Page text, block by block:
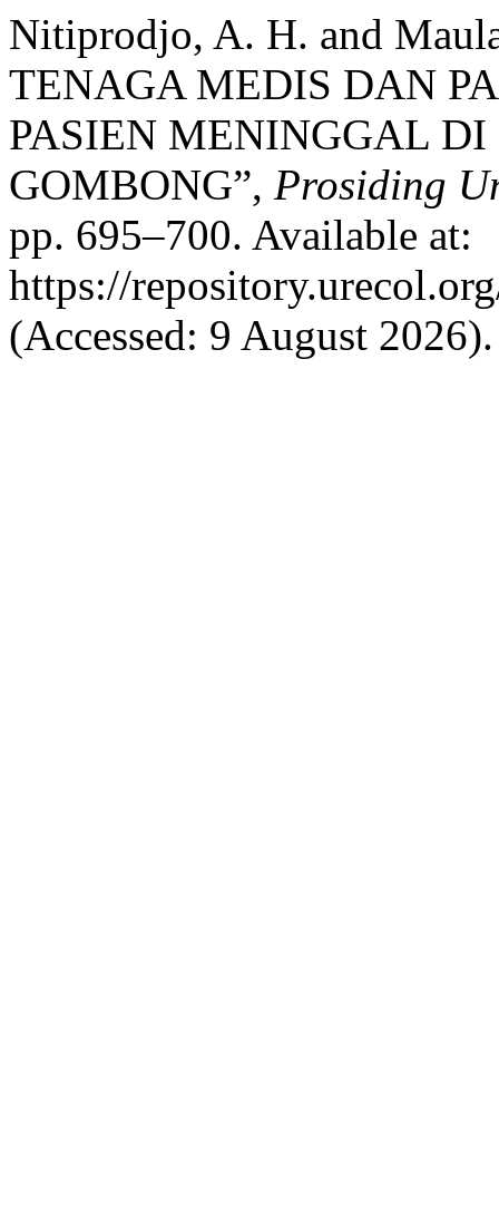
Nitiprodjo, A. H. and
TENAGA MEDIS DAN
PASIEN MENINGGAL
GOMBONG”, Prosiding
pp. 695–700. Available at:
https://
(Accessed: 9 August 2026).